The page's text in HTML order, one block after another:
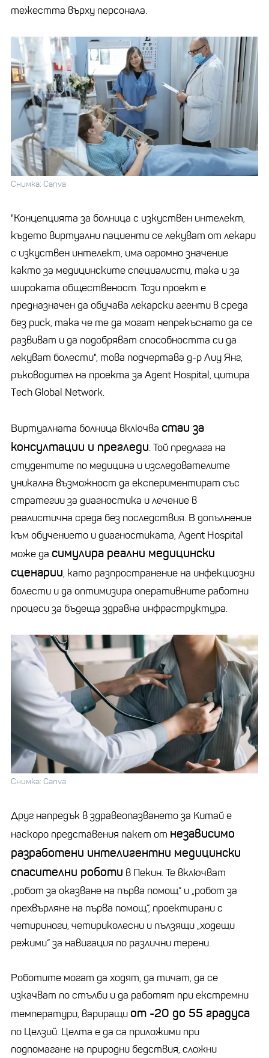
тежестта върху персонала.
Снимка: Canva
"Концепцията за болница с изкуствен интелект,
където виртуални пациенти се лекуват от лекари
с изкуствен интелект, има огромно значение
както за медицинските специалисти, така и за
широката общественост. Този проект е
предназначен да обучава лекарски агенти в среда
без риск, така че те да могат непрекъснато да се
развиват и да подобряват способността си да
лекуват болести", това подчертава д-р Лиу Янг,
ръководител на проекта за Agent Hospital, цитира
Тech Global Network.
Виртуалната болница включва стаи за
консултации и прегледи. Той предлага на
студентите по медицина и изследователите
уникална възможност да експериментират със
стратегии за диагностика и лечение в
реалистична среда без последствия. В допълнение
към обучението и диагностиката, Agent Hospital
може да симулира реални медицински
сценарии, като разпространение на инфекциозни
болести и да оптимизира оперативните работни
процеси за бъдеща здравна инфраструктура.
Снимка: Canva
Друг напредък в здравеопазването за Китай е
наскоро представения пакет от независимо
разработени интелигентни медицински
спасителни роботи в Пекин. Те включват
„робот за оказване на първа помощ“ и „робот за
прехвърляне на първа помощ“, проектирани с
четириноги, четириколесни и пълзящи „ходещи
режими“ за навигация по различни терени.
Роботите могат да ходят, да тичат, да се
изкачват по стълби и да работят при екстремни
температури, вариращи от -20 до 55 градуса
по Целзий. Целта е да са приложими при
подпомагане на природни бедствия, сложни